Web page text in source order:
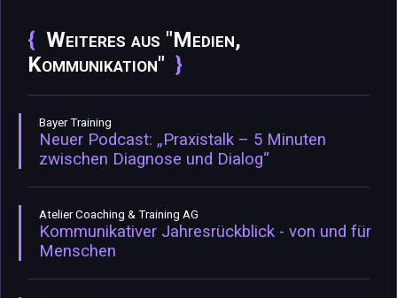
Weiteres aus "Medien,
Kommunikation"
Bayer Training
Neuer Podcast: „Praxistalk – 5 Minuten
zwischen Diagnose und Dialog“
Atelier Coaching & Training AG
Kommunikativer Jahresrückblick - von und für
Menschen